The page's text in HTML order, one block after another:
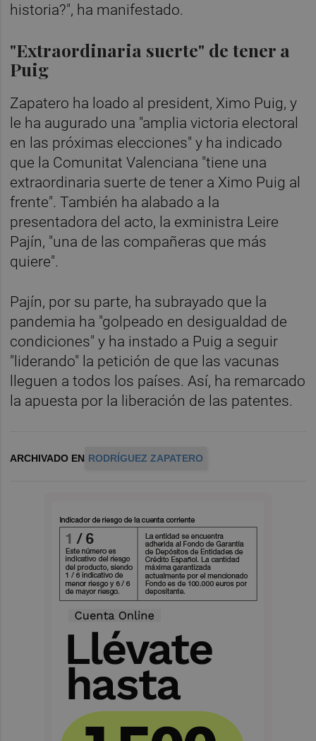
historia?", ha manifestado.
"Extraordinaria suerte" de tener a
Puig
Zapatero ha loado al president, Ximo Puig, y
le ha augurado una "amplia victoria electoral
en las próximas elecciones" y ha indicado
que la Comunitat Valenciana "tiene una
extraordinaria suerte de tener a Ximo Puig al
frente". También ha alabado a la
presentadora del acto, la exministra Leire
Pajín, "una de las compañeras que más
quiere".
Pajín, por su parte, ha subrayado que la
pandemia ha "golpeado en desigualdad de
condiciones" y ha instado a Puig a seguir
"liderando" la petición de que las vacunas
lleguen a todos los países. Así, ha remarcado
la apuesta por la liberación de las patentes.
ARCHIVADO EN RODRÍGUEZ ZAPATERO